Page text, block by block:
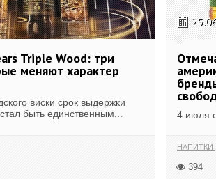
Triple Wood: три
меняют характер
виски срок выдержки
быть единственным...
4 июля
НАПИТКИ
394